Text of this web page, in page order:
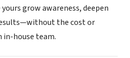
grow awareness, deepen
the cost or
house team.